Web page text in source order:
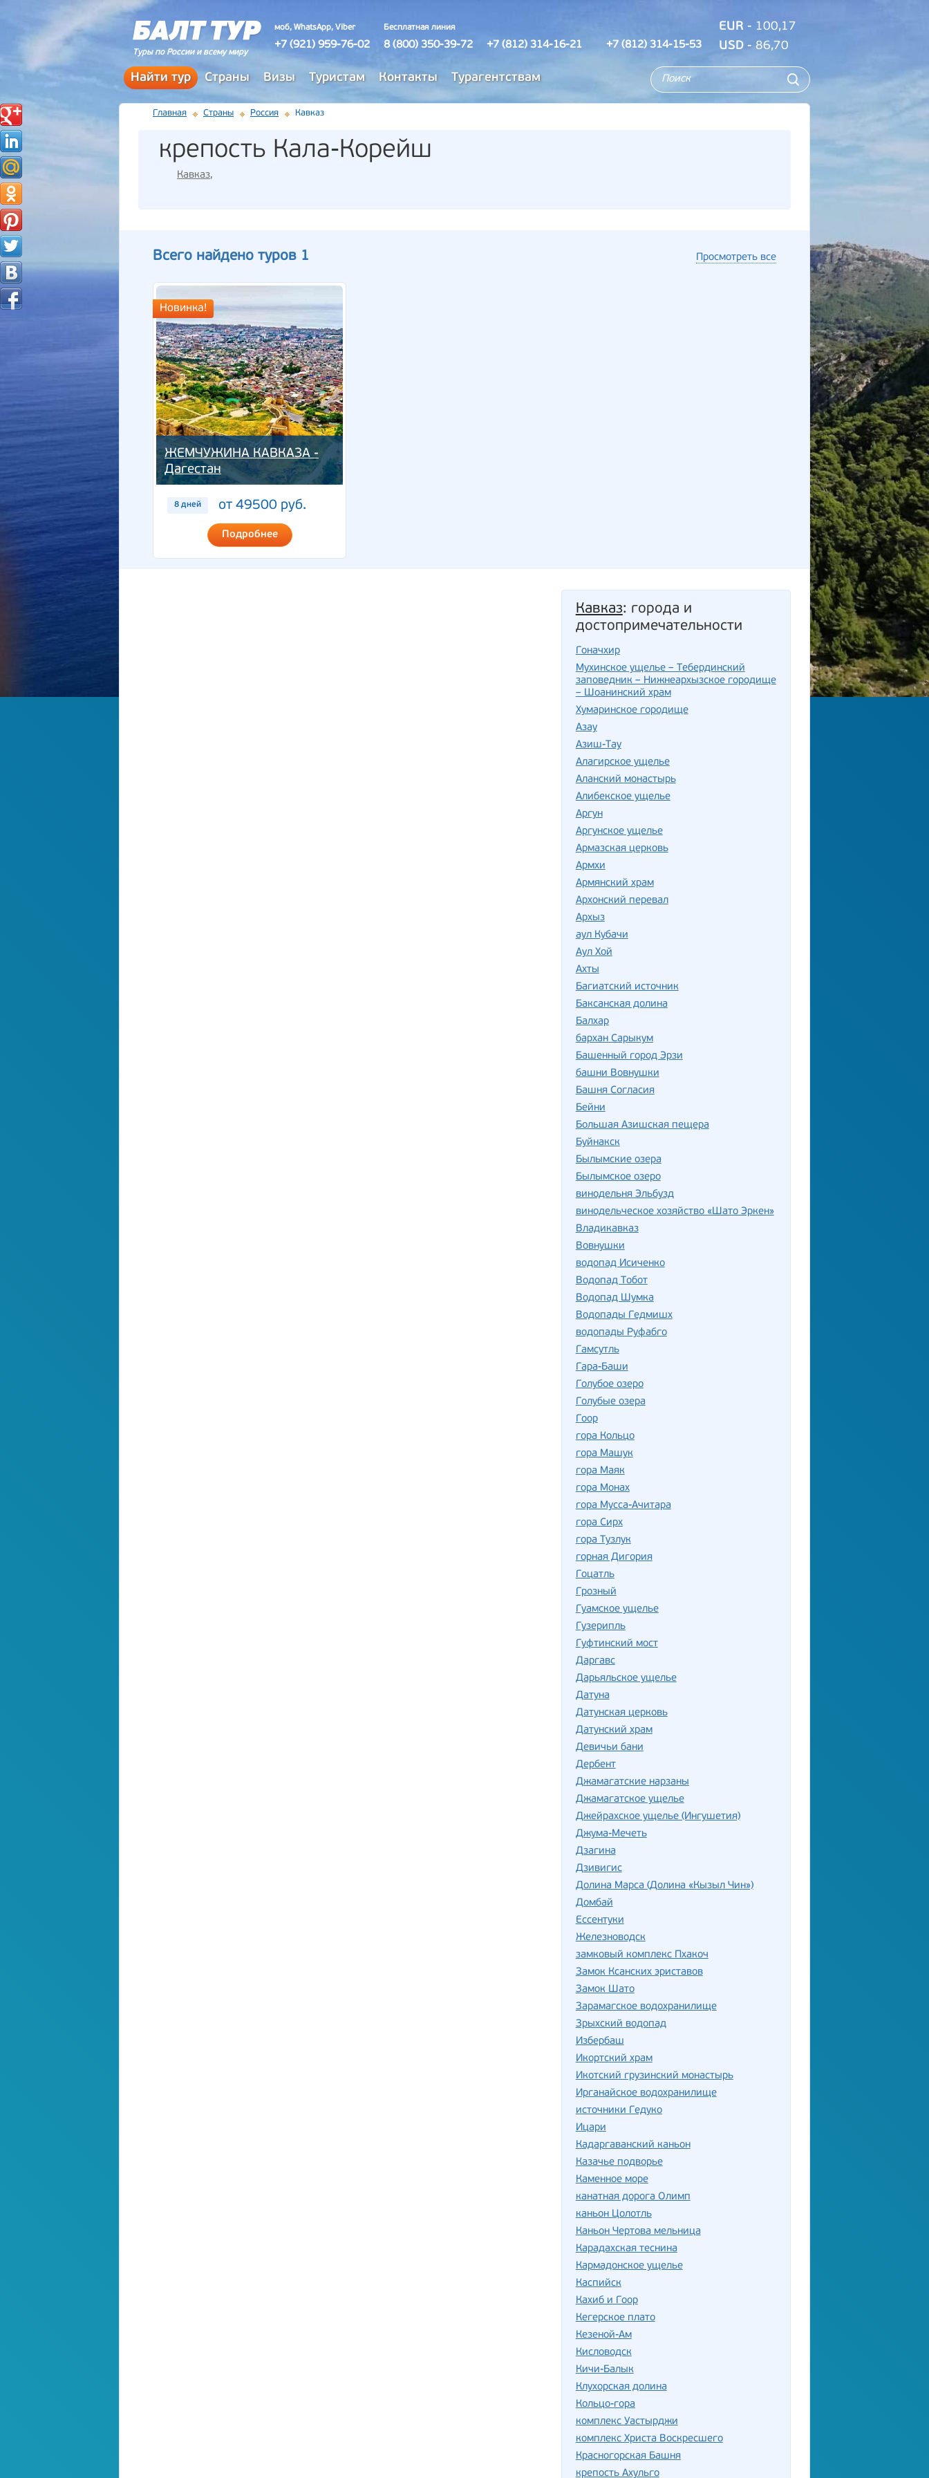
Туры по России и всему миру
моб, WhatsApp, Viber
+7 (921) 959-76-02
Бесплатная линия
8 (800) 350-39-72 +7 (812) 314-16-21 +7 (812) 314-15-53
EUR - 100,17
USD - 86,70
Найти тур Страны Визы Туристам Контакты Турагентствам
Главная Страны Россия Кавказ
крепость Кала-Корейш
Кавказ,
Всего найдено туров 1 Просмотреть все
ЖЕМЧУЖИНА КАВКАЗА -
Дагестан
Новинка!
8 дней от 49500 руб.
Подробнее
Кавказ: города и
достопримечательности
Гоначхир
Мухинское ущелье – Тебердинский
заповедник – Нижнеархызское городище
– Шоанинский храм
Хумаринское городище
Азау
Азиш-Тау
Алагирское ущелье
Аланский монастырь
Алибекское ущелье
Аргун
Аргунское ущелье
Армазская церковь
Армхи
Армянский храм
Архонский перевал
Архыз
аул Кубачи
Аул Хой
Ахты
Багиатский источник
Баксанская долина
Балхар
бархан Сарыкум
Башенный город Эрзи
башни Вовнушки
Башня Согласия
Бейни
Большая Азишская пещера
Буйнакск
Былымские озера
Былымское озеро
винодельня Эльбузд
винодельческое хозяйство «Шато Эркен»
Владикавказ
Вовнушки
водопад Исиченко
Водопад Тобот
Водопад Шумка
Водопады Гедмишх
водопады Руфабго
Гамсутль
Гара-Баши
Голубое озеро
Голубые озера
Гоор
гора Кольцо
гора Машук
гора Маяк
гора Монах
гора Мусса-Ачитара
гора Сирх
гора Тузлук
горная Дигория
Гоцатль
Грозный
Гуамское ущелье
Гузерипль
Гуфтинский мост
Даргавс
Дарьяльское ущелье
Датуна
Датунская церковь
Датунский храм
Девичьи бани
Дербент
Джамагатские нарзаны
Джамагатское ущелье
Джейрахское ущелье (Ингушетия)
Джума-Мечеть
Дзагина
Дзивигис
Долина Марса (Долина «Кызыл Чин»)
Домбай
Ессентуки
Железноводск
замковый комплекс Пхакоч
Замок Ксанских эриставов
Замок Шато
Зарамагское водохранилище
Зрыхский водопад
Избербаш
Икортский храм
Икотский грузинский монастырь
Ирганайское водохранилище
источники Гедуко
Ицари
Кадаргаванский каньон
Казачье подворье
Каменное море
канатная дорога Олимп
каньон Цолотль
Каньон Чертова мельница
Карадахская теснина
Кармадонское ущелье
Каспийск
Кахиб и Гоор
Кегерское плато
Кезеной-Ам
Кисловодск
Кичи-Балык
Клухорская долина
Кольцо-гора
комплекс Уастырджи
комплекс Христа Воскресшего
Красногорская Башня
крепость Ахульго